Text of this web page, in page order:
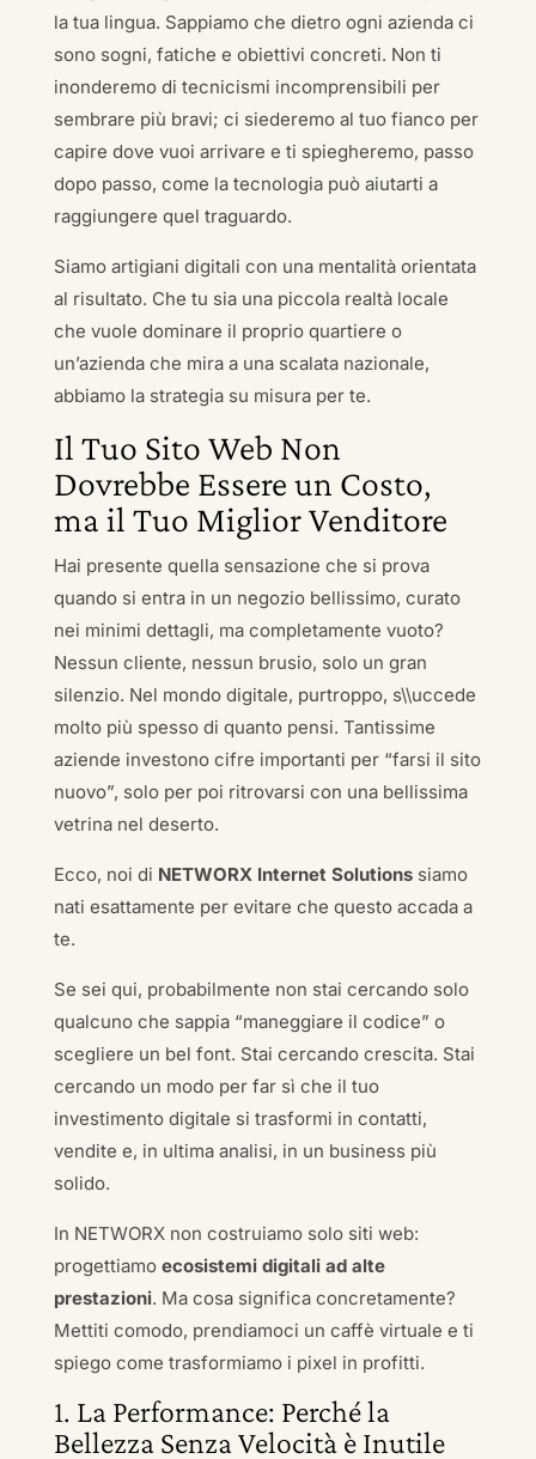
la tua lingua. Sappiamo che dietro ogni azienda ci
sono sogni, fatiche e obiettivi concreti. Non ti
inonderemo di tecnicismi incomprensibili per
sembrare più bravi; ci siederemo al tuo fianco per
capire dove vuoi arrivare e ti spiegheremo, passo
dopo passo, come la tecnologia può aiutarti a
raggiungere quel traguardo.
Siamo artigiani digitali con una mentalità orientata
al risultato. Che tu sia una piccola realtà locale
che vuole dominare il proprio quartiere o
un’azienda che mira a una scalata nazionale,
abbiamo la strategia su misura per te.
Il Tuo Sito Web Non
Dovrebbe Essere un Costo,
ma il Tuo Miglior Venditore
Hai presente quella sensazione che si prova
quando si entra in un negozio bellissimo, curato
nei minimi dettagli, ma completamente vuoto?
Nessun cliente, nessun brusio, solo un gran
silenzio. Nel mondo digitale, purtroppo, s\\uccede
molto più spesso di quanto pensi. Tantissime
aziende investono cifre importanti per “farsi il sito
nuovo”, solo per poi ritrovarsi con una bellissima
vetrina nel deserto.
Ecco, noi di NETWORX Internet Solutionssiamo
nati esattamente per evitare che questo accada a
te.
Se sei qui, probabilmente non stai cercando solo
qualcuno che sappia “maneggiare il codice” o
scegliere un bel font. Stai cercando crescita. Stai
cercando un modo per far sì che il tuo
investimento digitale si trasformi in contatti,
vendite e, in ultima analisi, in un business più
solido.
In NETWORX non costruiamo solo siti web:
progettiamo ecosistemi digitali ad alte
prestazioni. Ma cosa significa concretamente?
Mettiti comodo, prendiamoci un caffè virtuale e ti
spiego come trasformiamo i pixel in profitti.
1. La Performance: Perché la
Bellezza Senza Velocità è Inutile